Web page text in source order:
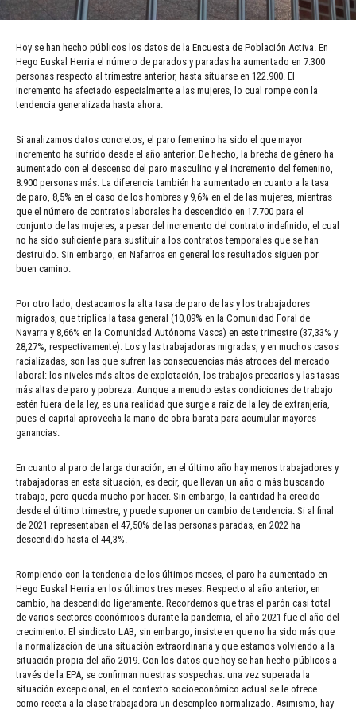
Hoy se han hecho públicos los datos de la Encuesta de Población Activa. En
Hego Euskal Herria el número de parados y paradas ha aumentado en 7.300
personas respecto al trimestre anterior, hasta situarse en 122.900. El
incremento ha afectado especialmente a las mujeres, lo cual rompe con la
tendencia generalizada hasta ahora.
Si analizamos datos concretos, el paro femenino ha sido el que mayor
incremento ha sufrido desde el año anterior. De hecho, la brecha de género ha
aumentado con el descenso del paro masculino y el incremento del femenino,
8.900 personas más. La diferencia también ha aumentado en cuanto a la tasa
de paro, 8,5% en el caso de los hombres y 9,6% en el de las mujeres, mientras
que el número de contratos laborales ha descendido en 17.700 para el
conjunto de las mujeres, a pesar del incremento del contrato indefinido, el cual
no ha sido suficiente para sustituir a los contratos temporales que se han
destruido. Sin embargo, en Nafarroa en general los resultados siguen por
buen camino.
Por otro lado, destacamos la alta tasa de paro de las y los trabajadores
migrados, que triplica la tasa general (10,09% en la Comunidad Foral de
Navarra y 8,66% en la Comunidad Autónoma Vasca) en este trimestre (37,33% y
28,27%, respectivamente). Los y las trabajadoras migradas, y en muchos casos
racializadas, son las que sufren las consecuencias más atroces del mercado
laboral: los niveles más altos de explotación, los trabajos precarios y las tasas
más altas de paro y pobreza. Aunque a menudo estas condiciones de trabajo
estén fuera de la ley, es una realidad que surge a raíz de la ley de extranjería,
pues el capital aprovecha la mano de obra barata para acumular mayores
ganancias.
En cuanto al paro de larga duración, en el último año hay menos trabajadores y
trabajadoras en esta situación, es decir, que llevan un año o más buscando
trabajo, pero queda mucho por hacer. Sin embargo, la cantidad ha crecido
desde el último trimestre, y puede suponer un cambio de tendencia. Si al final
de 2021 representaban el 47,50% de las personas paradas, en 2022 ha
descendido hasta el 44,3%.
Rompiendo con la tendencia de los últimos meses, el paro ha aumentado en
Hego Euskal Herria en los últimos tres meses. Respecto al año anterior, en
cambio, ha descendido ligeramente. Recordemos que tras el parón casi total
de varios sectores económicos durante la pandemia, el año 2021 fue el año del
crecimiento. El sindicato LAB, sin embargo, insiste en que no ha sido más que
la normalización de una situación extraordinaria y que estamos volviendo a la
situación propia del año 2019. Con los datos que hoy se han hecho públicos a
través de la EPA, se confirman nuestras sospechas: una vez superada la
situación excepcional, en el contexto socioeconómico actual se le ofrece
como receta a la clase trabajadora un desempleo normalizado. Asimismo, hay